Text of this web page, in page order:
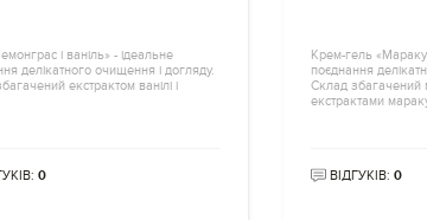
і ваніль» - ідеальне
делікатного очищення і догляду.
екстрактом ванілі і
0
Крем-гель
поєднання
Склад збагачений
екстрактами
ВІДГУКІВ: 0